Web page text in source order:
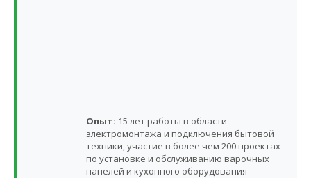
Опыт: 15 лет работы в области
электромонтажа и подключения бытовой
техники, участие в более чем 200 проектах
по установке и обслуживанию варочных
панелей и кухонного оборудования